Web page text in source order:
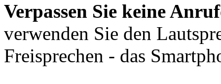
Verpassen Sie keine
verwenden Sie den
Freisprechen - das